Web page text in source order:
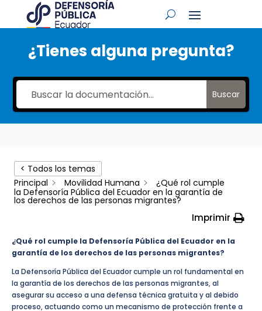
¿Tienes alguna pregunta?
Buscar
< Todos los temas
Principal
Movilidad Humana
¿Qué rol cumple
la Defensoría Pública del Ecuador en la garantía de
los derechos de las personas migrantes?
Imprimir
¿Qué rol cumple la Defensoría Pública del Ecuador en la
garantía de los derechos de las personas migrantes?
La Defensoría Pública del Ecuador cumple un rol fundamental en
la garantía de los derechos de las personas migrantes, al
asegurar su acceso a una defensa técnica gratuita y al debido
proceso, actuando como un mecanismo de protección frente a